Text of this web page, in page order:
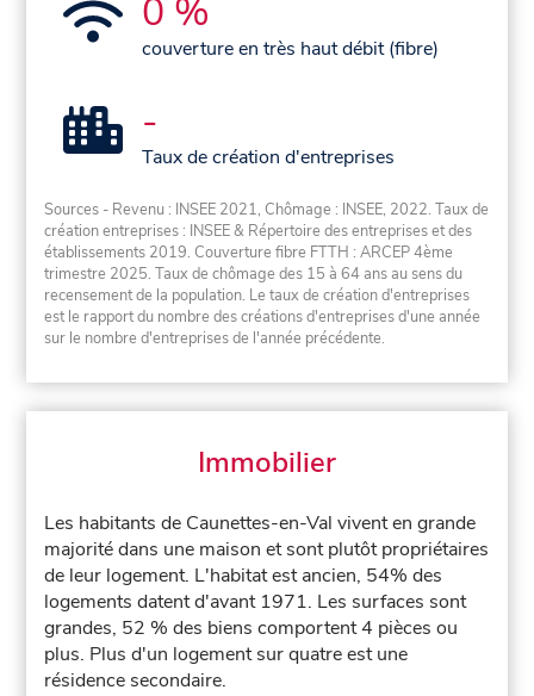
0 %
couverture en très haut débit (fibre)
-
Taux de création d'entreprises
Sources - Revenu : INSEE 2021, Chômage : INSEE, 2022. Taux de
création entreprises : INSEE & Répertoire des entreprises et des
établissements 2019. Couverture fibre FTTH : ARCEP 4ème
trimestre 2025. Taux de chômage des 15 à 64 ans au sens du
recensement de la population. Le taux de création d'entreprises
est le rapport du nombre des créations d'entreprises d'une année
sur le nombre d'entreprises de l'année précédente.
Immobilier
Les habitants de Caunettes-en-Val vivent en grande
majorité dans une maison et sont plutôt propriétaires
de leur logement. L'habitat est ancien, 54% des
logements datent d'avant 1971. Les surfaces sont
grandes, 52 % des biens comportent 4 pièces ou
plus. Plus d'un logement sur quatre est une
résidence secondaire.